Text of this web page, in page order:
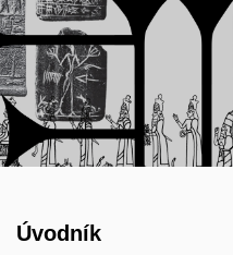
Úvodník